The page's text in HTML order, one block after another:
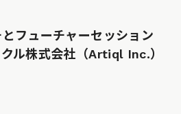
とフューチャーセッション
ル株式会社（Artiql Inc.）